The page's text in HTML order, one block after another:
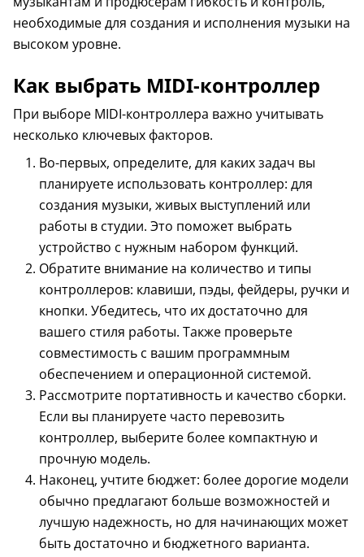
необходимые для создания и исполнения музыки на
высоком уровне.
Как выбрать MIDI-контроллер
При выборе MIDI-контроллера важно учитывать
несколько ключевых факторов.
Во-первых, определите, для каких задач вы
планируете использовать контроллер: для
создания музыки, живых выступлений или
работы в студии. Это поможет выбрать
устройство с нужным набором функций.
Обратите внимание на количество и типы
контроллеров: клавиши, пэды, фейдеры, ручки и
кнопки. Убедитесь, что их достаточно для
вашего стиля работы. Также проверьте
совместимость с вашим программным
обеспечением и операционной системой.
Рассмотрите портативность и качество сборки.
Если вы планируете часто перевозить
контроллер, выберите более компактную и
прочную модель.
Наконец, учтите бюджет: более дорогие модели
обычно предлагают больше возможностей и
лучшую надежность, но для начинающих может
быть достаточно и бюджетного варианта.